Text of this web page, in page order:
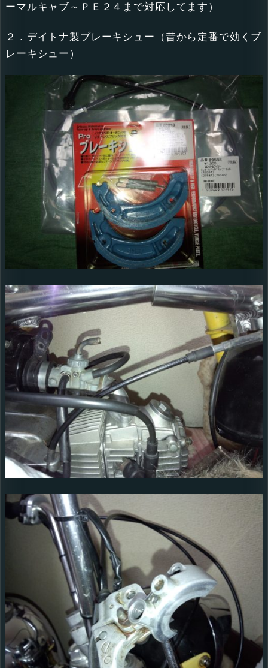
ーマルキャブ～ＰＥ２４まで対応してます）
２． デイトナ製ブレーキシュー（昔から定番で効くブ
レーキシュー）